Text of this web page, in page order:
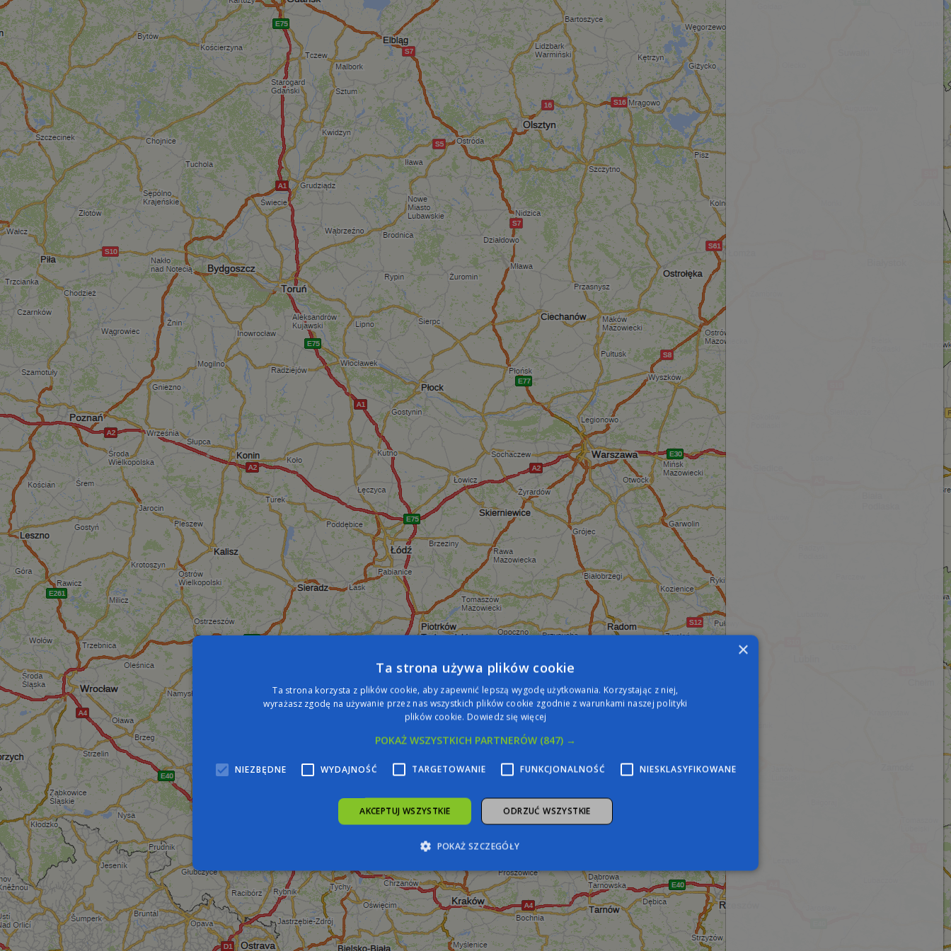
×
Ta strona używa plików cookie
Ta strona korzysta z plików cookie, aby zapewnić lepszą wygodę użytkowania. Korzystając z niej,
wyrażasz zgodę na używanie przez nas wszystkich plików cookie zgodnie z warunkami naszej polityki
plików cookie. Dowiedz się więcej
POKAŻ WSZYSTKICH PARTNERÓW (847) →
NIEZBĘDNE WYDAJNOŚĆ TARGETOWANIE FUNKCJONALNOŚĆ NIESKLASYFIKOWANE
AKCEPTUJ WSZYSTKIE ODRZUĆ WSZYSTKIE
POKAŻ SZCZEGÓŁY
Niezbędne Wydajność Targetowanie Funkcjonalność Niesklasyfikowane
Niezbędne pliki cookie umożliwiają korzystanie z podstawowych funkcji strony internetowej, takich jak logowanie użytkownika i
zarządzanie kontem. Bez niezbędnych plików cookie nie można prawidłowo korzystać ze strony internetowej.